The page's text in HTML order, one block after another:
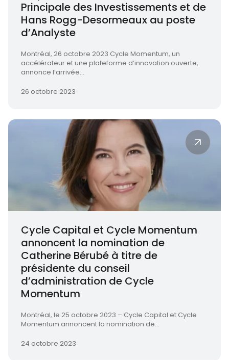
Principale des Investissements et de
Hans Rogg-Desormeaux au poste
d’Analyste
Montréal, 26 octobre 2023 Cycle Momentum, un
accélérateur et une plateforme d’innovation ouverte,
annonce l’arrivée...
26 octobre 2023
Cycle Capital et Cycle Momentum
annoncent la nomination de
Catherine Bérubé à titre de
présidente du conseil
d’administration de Cycle
Momentum
Montréal, le 25 octobre 2023 – Cycle Capital et Cycle
Momentum annoncent la nomination de...
24 octobre 2023